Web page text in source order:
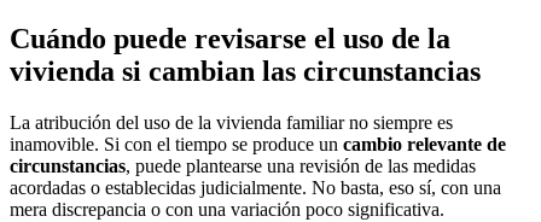
Cuándo puede revisarse el uso de la
vivienda si cambian las circunstancias
La atribución del uso de la vivienda familiar no siempre es
inamovible. Si con el tiempo se produce un cambio relevante de
circunstancias, puede plantearse una revisión de las medidas
acordadas o establecidas judicialmente. No basta, eso sí, con una
mera discrepancia o con una variación poco significativa.